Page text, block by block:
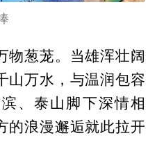
物葱茏。当雄浑壮阔
山万水，与温润包容
、泰山脚下深情相
的浪漫邂逅就此拉开